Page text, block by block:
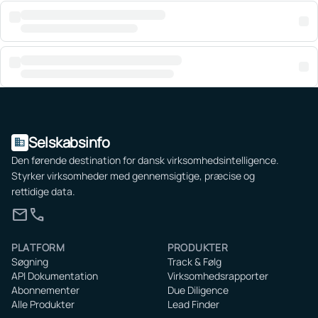
domain Selskabsinfo
Den førende destination for dansk virksomhedsintelligence.
Styrker virksomheder med gennemsigtige, præcise og
rettidige data.
mailcall
PLATFORM
Søgning
API Dokumentation
Abonnementer
Alle Produkter
PRODUKTER
Track & Følg
Virksomhedsrapporter
Due Diligence
Lead Finder